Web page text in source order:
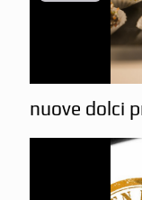
nuove dolci